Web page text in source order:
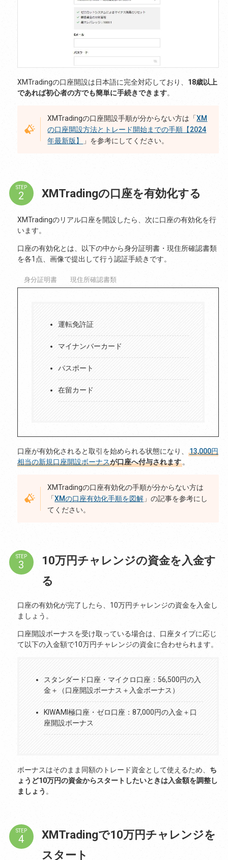
XMTradingの口座開設は日本語に完全対応しており、 18歳以上
であれば初心者の方でも簡単に手続きできます。
XMTradingの口座開設手順が分からない方は「XM
の口座開設方法とトレード開始までの手順【2024
年最新版】
」を参考にしてください。
STEP XMTradingの口座を有効化する
XMTradingのリアル口座を開設したら、次に口座の有効化を行
います。
口座の有効化とは、以下の中から身分証明書・現住所確認書類
を各1点、画像で提出して行う認証手続きです。
身分証明書 現住所確認書類
運転免許証
マイナンバーカード
パスポート
在留カード
口座が有効化されると取引を始められる状態になり、
13,000円
相当の新規口座開設ボーナスが口座へ付与されます。
XMTradingの口座有効化の手順が分からない方は
「XMの口座有効化手順を図解 」の記事を参考にし
てください。
STEP
10万円チャレンジの資金を入金す
る
口座の有効化が完了したら、10万円チャレンジの資金を入金し
ましょう。
口座開設ボーナスを受け取っている場合は、口座タイプに応じ
て以下の入金額で10万円チャレンジの資金に合わせられます。
スタンダード口座・マイクロ口座：56,500円の入
金＋（口座開設ボーナス＋入金ボーナス）
KIWAMI極口座・ゼロ口座：87,000円の入金＋口
座開設ボーナス
ボーナスはそのまま同額のトレード資金として使えるため、 ち
ょうど10万円の資金からスタートしたいときは入金額を調整し
ましょう 。
STEP
XMTradingで10万円チャレンジを
スタート